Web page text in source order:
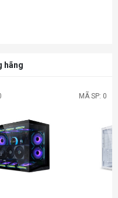
dễ dàng hơn.
một cách dễ dàng và thuận
Hỗ trợ 2 fan 120mm ở phía
đế cao 27mm và thiết kế
hãng
MÃ SP: 0